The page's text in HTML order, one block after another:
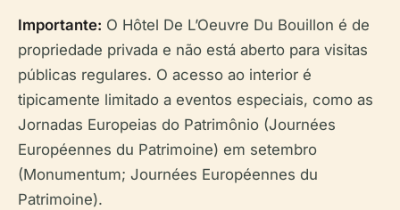
Importante: O Hôtel De L’Oeuvre Du Bouillon é de
propriedade privada e não está aberto para visitas
públicas regulares. O acesso ao interior é
tipicamente limitado a eventos especiais, como as
Jornadas Europeias do Patrimônio (Journées
Européennes du Patrimoine) em setembro
(Monumentum; Journées Européennes du
Patrimoine).